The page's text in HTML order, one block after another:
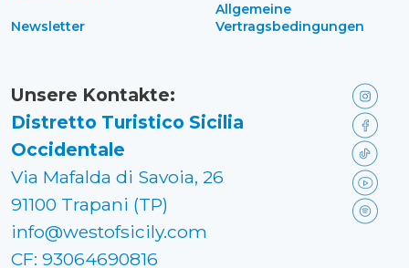
Newsletter
Allgemeine
Vertragsbedingungen
Unsere Kontakte:
Distretto Turistico Sicilia
Occidentale
Via Mafalda di Savoia, 26
91100 Trapani (TP)
info@westofsicily.com
CF: 93064690816